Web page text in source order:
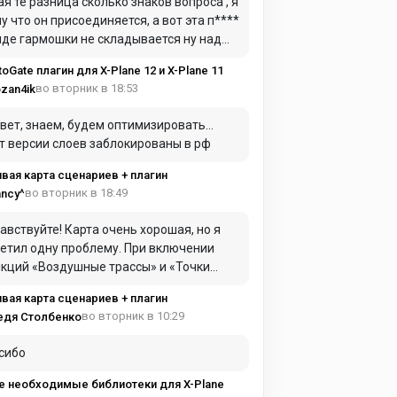
что он присоединяется, а вот эта п****
гармошки не складывается ну над
плагин для X-Plane 12 и X-Plane 11
во вторник в 18:53
знаем, будем оптимизировать…
версии слоев заблокированы в рф
карта сценариев + плагин
во вторник в 18:49
Карта очень хорошая, но я
одну проблему. При включении
«Воздушные трассы» и «Точки
оперативную память. Из-за этого
начинает сильно зависать и работать
карта сценариев + плагин
Столбенково вторник в 10:29
необходимые библиотеки для X-Plane